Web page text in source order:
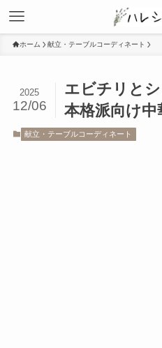
ホーム 献立・テーブルコーディネート
エビチリとシ
本格派向け
2025
12/06
献立・テーブルコーディネート